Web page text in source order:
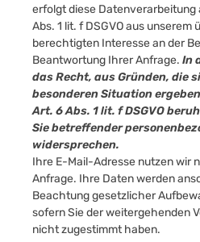
erfolgt diese Datenverarbeitung
Abs. 1 lit. f DSGVO aus unserem
berechtigten Interesse an der
Beantwortung Ihrer Anfrage. In
das Recht, aus Gründen, die
besonderen Situation
Art. 6 Abs. 1 lit. f DSGVO
Sie betreffender
widersprechen.
Ihre E-Mail-Adresse nutzen wir
Anfrage. Ihre Daten werden
Beachtung gesetzlicher
sofern Sie der weitergehenden
nicht zugestimmt haben.